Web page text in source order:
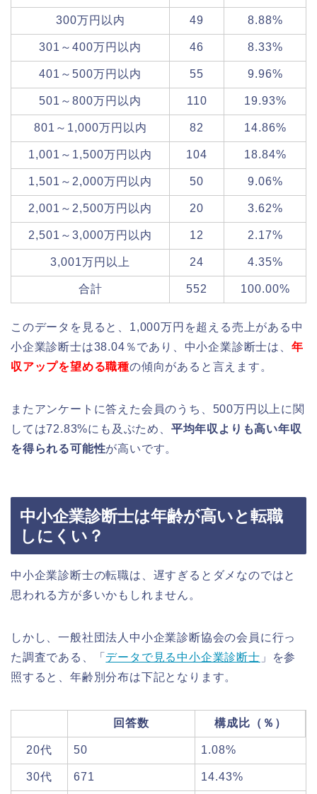
300万円以内 49 8.88%
301～400万円以内 46 8.33%
401～500万円以内 55 9.96%
501～800万円以内 110 19.93%
801～1,000万円以内 82 14.86%
1,001～1,500万円以内 104 18.84%
1,501～2,000万円以内 50 9.06%
2,001～2,500万円以内 20 3.62%
2,501～3,000万円以内 12 2.17%
3,001万円以上 24 4.35%
合計 552 100.00%
このデータを見ると、1,000万円を超える売上がある中
小企業診断士は38.04％であり、中小企業診断士は、 年
収アップを望める職種の傾向があると言えます。
またアンケートに答えた会員のうち、500万円以上に関
しては72.83%にも及ぶため、 平均年収よりも高い年収
を得られる可能性が高いです。
中小企業診断士は年齢が高いと転職
しにくい？
中小企業診断士の転職は、遅すぎるとダメなのではと
思われる方が多いかもしれません。
しかし、一般社団法人中小企業診断協会の会員に行っ
た調査である、「 データで見る中小企業診断士 」を参
照すると、年齢別分布は下記となります。
回答数 構成比（％）
20代 50 1.08%
30代 671 14.43%